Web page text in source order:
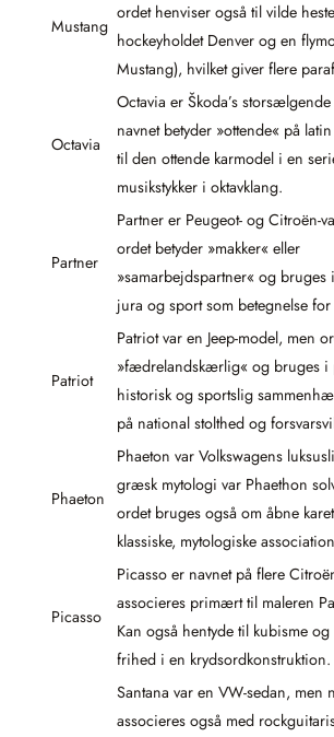
Mustang
ordet henviser også til vilde
hockeyholdet Denver og en
Mustang), hvilket giver flere
Octavia
Octavia er Škoda’s
navnet betyder »ottende« på
til den ottende karmodel i en
musikstykker i oktavklang.
Partner
Partner er Peugeot- og Citroën-
ordet betyder »makker« eller
»samarbejdspartner« og bruges
jura og sport som betegnelse
Patriot
Patriot var en Jeep-model, men
»fædrelandskærlig« og bruges i
historisk og sportslig
på national stolthed og
Phaeton
Phaeton var Volkswagens
græsk mytologi var Phaethon
ordet bruges også om åbne
klassiske, mytologiske
Picasso
Picasso er navnet på flere
associeres primært til maleren
Kan også hentyde til kubisme
frihed i en krydsordkonstruktion.
Santana var en VW-sedan, men
associeres også med